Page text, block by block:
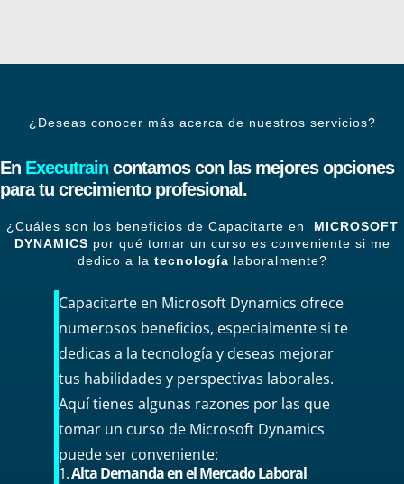
¿Deseas conocer más acerca de nuestros servicios?
En Executrain contamos con las mejores opciones
para tu crecimiento profesional.
¿Cuáles son los beneficios de Capacitarte en MICROSOFT
DYNAMICS por qué tomar un curso es conveniente si me
dedico a la tecnología laboralmente?
Capacitarte en Microsoft Dynamics ofrece
numerosos beneficios, especialmente si te
dedicas a la tecnología y deseas mejorar
tus habilidades y perspectivas laborales.
Aquí tienes algunas razones por las que
tomar un curso de Microsoft Dynamics
puede ser conveniente:
1.Alta Demanda en el Mercado Laboral